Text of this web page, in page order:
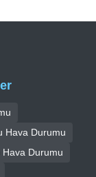
Durumu
Durumu